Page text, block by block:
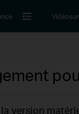
version